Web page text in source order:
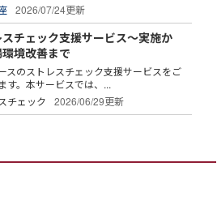
2026/07/24更新
スチェック支援サービス～実施か
境改善まで
スのストレスチェック支援サービスをご
す。本サービスでは、...
チェック
2026/06/29更新